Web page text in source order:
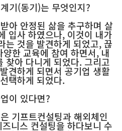
기(동기)는 무엇인지?
아 안정된 삶을 추구하며 살
입사 하였으나, 이것이 내가
는 것을 발견하게 되었고, 끊
한 교육에 참여 하면서, 내
찾아 다니게 되었다. 그리고
견하게 되면서 공기업 생활
택하게 되었다.
이 있다면?
기프트컨설팅과 해외체인
니스 컨설팅을 하다보니 수